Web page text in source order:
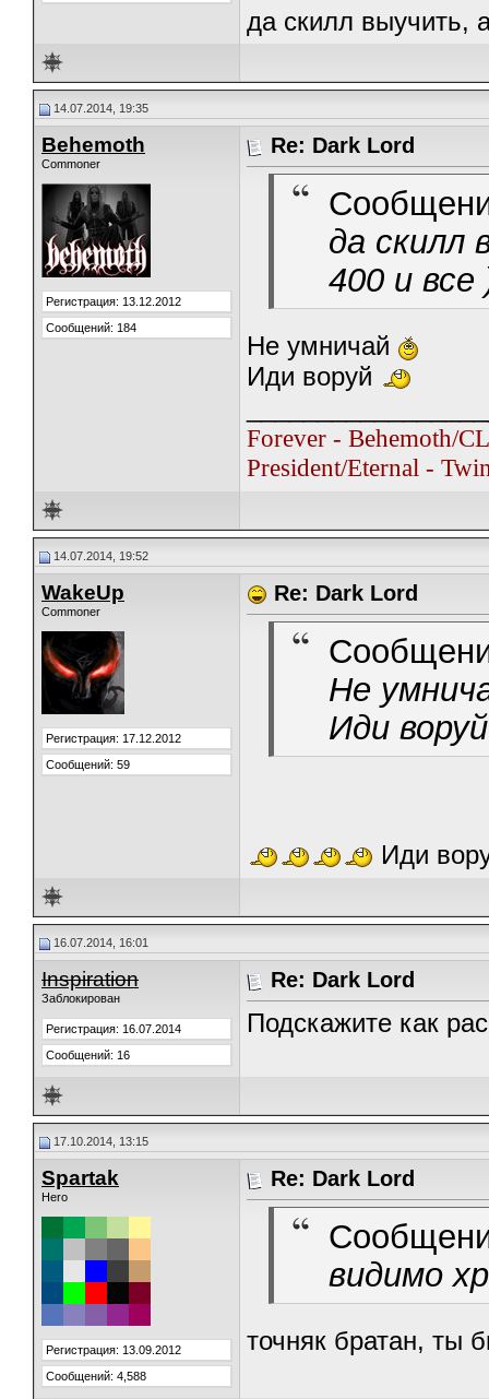
да скилл выучить,
14.07.2014, 19:35
Behemoth
Commoner
Регистрация: 13.12.2012
Сообщений: 184
Re: Dark Lord
да скилл
400 и все
Не умничай
Иди воруй
Forever - Behemoth/
President/Eternal -
14.07.2014, 19:52
WakeUp
Commoner
Регистрация: 17.12.2012
Сообщений: 59
Re: Dark Lord
Не
Иди
Иди
16.07.2014, 16:01
Inspiration
Заблокирован
Регистрация: 16.07.2014
Сообщений: 16
Re: Dark Lord
Подскажите как
17.10.2014, 13:15
Spartak
Hero
Регистрация: 13.09.2012
Сообщений: 4,588
Re: Dark Lord
видимо
точняк братан, ты